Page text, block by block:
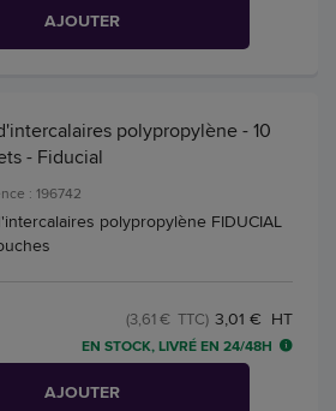
AJOUTER
polypropylène - 10
- Fiducial
: 196742
polypropylène FIDUCIAL
3,01 € HT
(3,61 € TTC)
EN STOCK, LIVRÉ EN 24/48H
AJOUTER